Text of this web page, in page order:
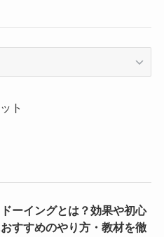
ト
ーイングとは？効果や初心
すすめのやり方・教材を徹